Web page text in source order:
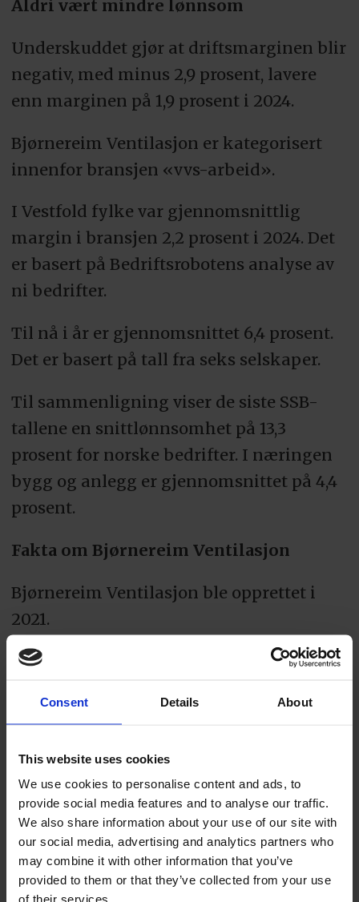
Consent Details About
This website uses cookies
We use cookies to personalise content and ads, to
provide social media features and to analyse our traffic.
We also share information about your use of our site with
our social media, advertising and analytics partners who
may combine it with other information that you’ve
provided to them or that they’ve collected from your use
of their services.
Aldri vært mindre lønnsom
Underskuddet gjør at driftsmarginen blir
negativ, med minus 2,9 prosent, lavere
enn marginen på 1,9 prosent i 2024.
Bjørnereim Ventilasjon er kategorisert
innenfor bransjen «vvs-arbeid».
I Vestfold fylke var gjennomsnittlig
margin i bransjen 2,2 prosent i 2024. Det
er basert på Bedriftsrobotens analyse av
ni bedrifter.
Til nå i år er gjennomsnittet 6,4 prosent.
Det er basert på tall fra seks selskaper.
Til sammenligning viser de siste SSB-
tallene en snittlønnsomhet på 13,3
prosent for norske bedrifter. I næringen
bygg og anlegg er gjennomsnittet på 4,4
prosent.
Fakta om Bjørnereim Ventilasjon
Bjørnereim Ventilasjon ble opprettet i
2021.
Magne Bjørnereim (56) leder selskapet
Virksomheten er bokført med
eierandeler til en verdi av 327.000 kroner.
Gjelden er 361.000 kroner, noe som altså
er høyere enn selskapsverdi. Det betyr en
såkalt negativ egenkapital på minus